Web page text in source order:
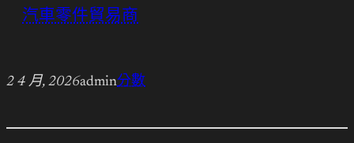
汽車零件貿易商
2 4 月, 2026admin分數